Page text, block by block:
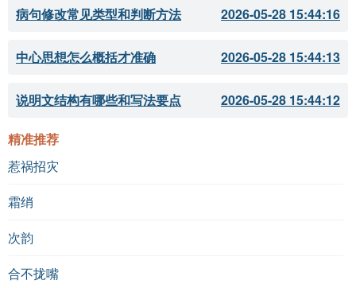
病句修改常见类型和判断方法 2026-05-28 15:44:16
中心思想怎么概括才准确 2026-05-28 15:44:13
说明文结构有哪些和写法要点 2026-05-28 15:44:12
精准推荐
惹祸招灾
霜绡
次韵
合不拢嘴